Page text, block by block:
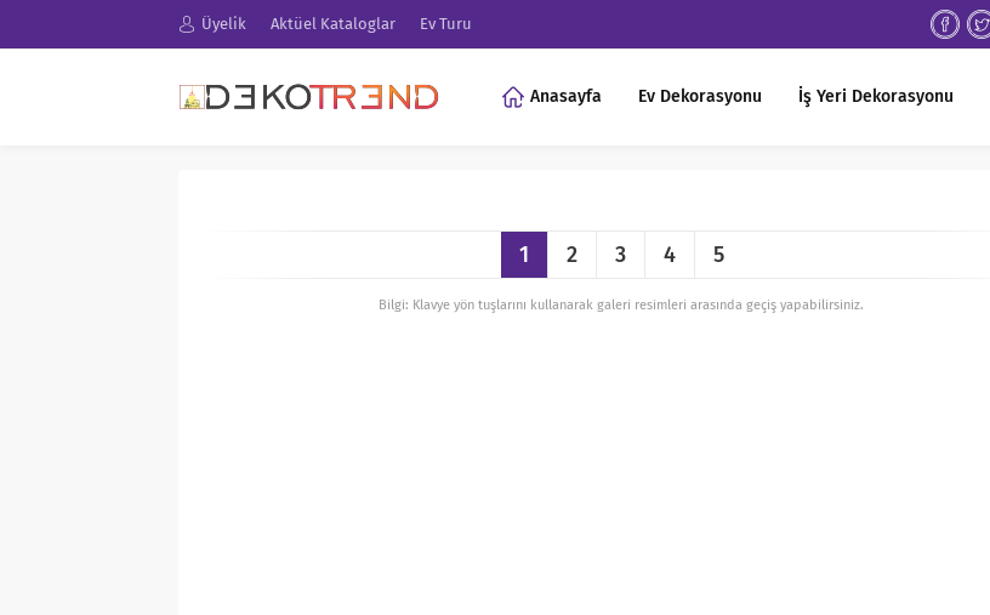
Üyelik Aktüel Kataloglar Ev Turu
Anasayfa Ev Dekorasyonu İş Yeri Dekorasyonu
1 2 3 4 5
Bilgi: Klavye yön tuşlarını kullanarak galeri resimleri arasında geçiş yapabilirsiniz.